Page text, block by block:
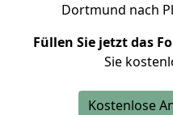
Dortmund nach
Füllen Sie jetzt das
Sie
Kostenlose